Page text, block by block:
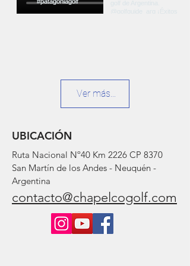
Ver más...
UBICACIÓN
Ruta Nacional Nº40 Km 2226 CP 8370
San Martín de los Andes - Neuquén -
Argentina
contacto@chapelcogolf.com